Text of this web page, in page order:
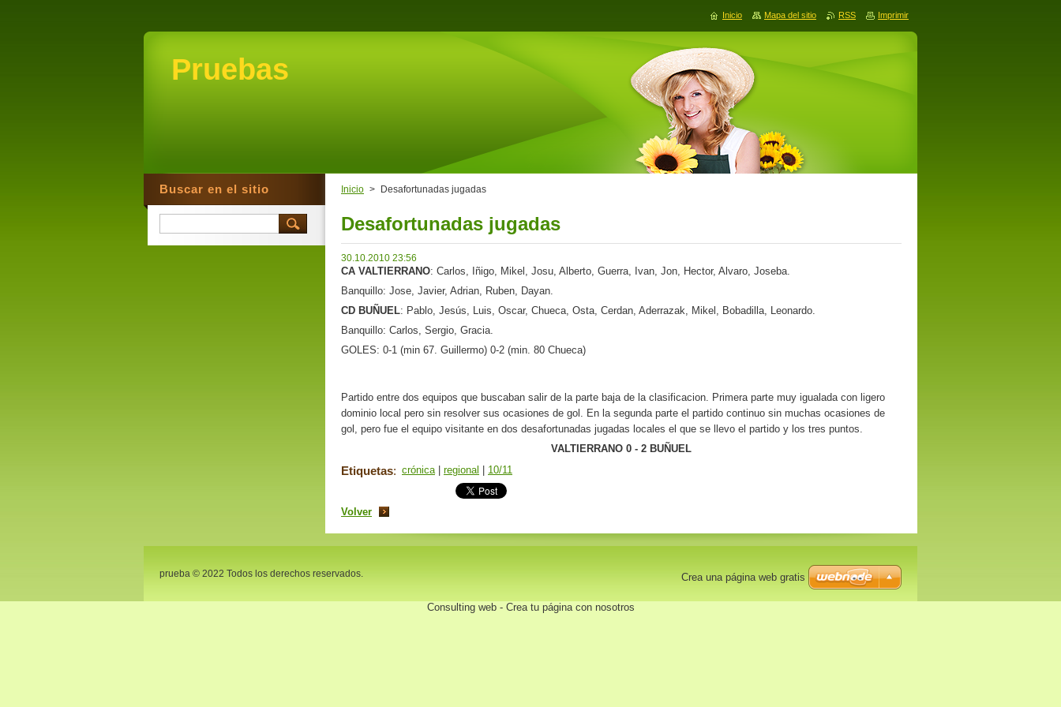
Pruebas
Inicio > Desafortunadas jugadas
Desafortunadas jugadas
30.10.2010 23:56
CA VALTIERRANO: Carlos, Iñigo, Mikel, Josu, Alberto, Guerra, Ivan, Jon, Hector, Alvaro, Joseba.
Banquillo: Jose, Javier, Adrian, Ruben, Dayan.
CD BUÑUEL: Pablo, Jesús, Luis, Oscar, Chueca, Osta, Cerdan, Aderrazak, Mikel, Bobadilla, Leonardo.
Banquillo: Carlos, Sergio, Gracia.
GOLES: 0-1 (min 67. Guillermo) 0-2 (min. 80 Chueca)
Partido entre dos equipos que buscaban salir de la parte baja de la clasificacion. Primera parte muy igualada con ligero
dominio local pero sin resolver sus ocasiones de gol. En la segunda parte el partido continuo sin muchas ocasiones de
gol, pero fue el equipo visitante en dos desafortunadas jugadas locales el que se llevo el partido y los tres puntos.
VALTIERRANO 0 - 2 BUÑUEL
Etiquetas: crónica regional 10/11
Volver
Buscar en el sitio
prueba © 2022 Todos los derechos reservados.
Inicio Mapa del sitio RSS Imprimir
Consulting web - Crea tu página con nosotros
Crea una página web gratis